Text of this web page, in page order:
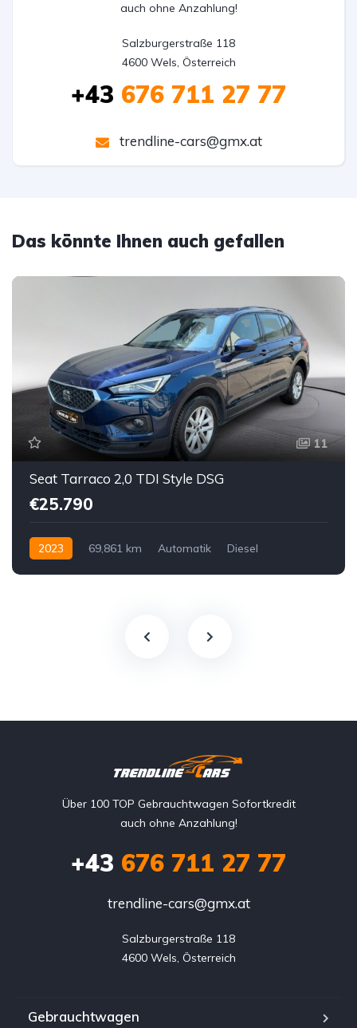
auch ohne Anzahlung!
Salzburgerstraße 118
4600 Wels, Österreich
+43 676 711 27 77
trendline-cars@gmx.at
Das könnte Ihnen auch gefallen
11
Seat Tarraco 2,0 TDI Style DSG
€25.790
2023 69,861 km Automatik
Diesel
Über 100 TOP Gebrauchtwagen Sofortkredit
auch ohne Anzahlung!
+43 676 711 27 77
trendline-cars@gmx.at
Salzburgerstraße 118
4600 Wels, Österreich
Gebrauchtwagen